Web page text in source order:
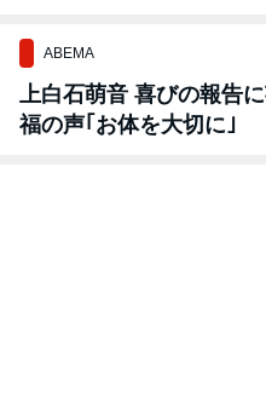
ABEMA
上白石萌音 喜びの報告
福の声｢お体を大切に｣